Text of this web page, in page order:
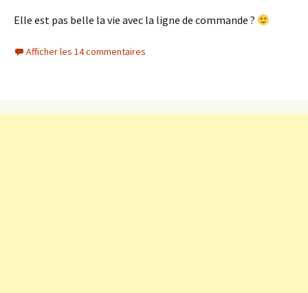
Elle est pas belle la vie avec la ligne de commande ?
Afficher les 14 commentaires